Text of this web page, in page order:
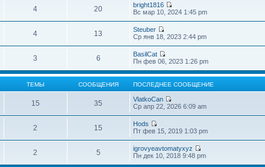
4 20
bright1816
Вс мар 10, 2024 1:45 pm
4 13
Steuber
Ср янв 18, 2023 2:44 pm
3 6
BasilCat
Пн фев 06, 2023 1:26 pm
ТЕМЫ СООБЩЕНИЯ ПОСЛЕДНЕЕ СООБЩЕНИЕ
15 35
VlatkoCan
Ср апр 22, 2026 6:09 am
2 15
Hods
Пт фев 15, 2019 1:03 pm
2 5
igrovyeavtomatyxyz
Пн дек 10, 2018 9:48 pm